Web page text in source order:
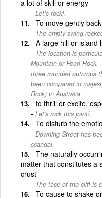
a lot of skill or energy
Let’s rock!.
To move gently
The empty swing
A large hill or island
The location is
Mountain or Pearl
three rounded outcrops
been compared in
Rock) in Australia..
to thrill or excite,
Let's rock this joint!.
To disturb the
Downing Street has
scandal.
The naturally
matter that constitutes a
crust
The face of the cliff is
To cause to shake